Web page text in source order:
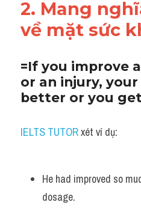
2. Mang
về mặt sức
=If you improve
or an injury,
better or you
IELTS TUTOR xét ví dụ:
He had improved so
dosage.